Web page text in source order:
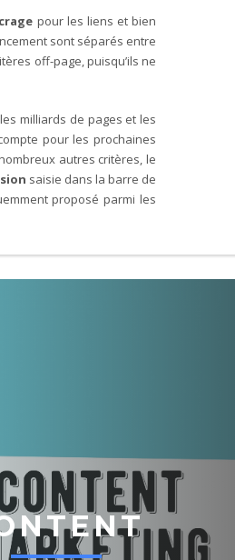
pour les liens et bien
sont séparés entre
off-page, puisqu’ils ne
milliards de pages et les
pour les prochaines
autres critères, le
saisie dans la barre de
proposé parmi les